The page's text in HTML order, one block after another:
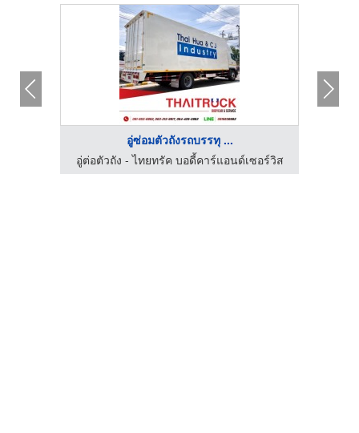
อู่ซ่อมตัวถังรถบรรทุ ...
อู่ต่อตัวถัง - ไทยทรัค บอดี้คาร์แอนด์เซอร์วิส